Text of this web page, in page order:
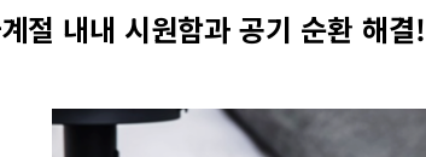
절 내내 시원함과 공기 순환 해결!